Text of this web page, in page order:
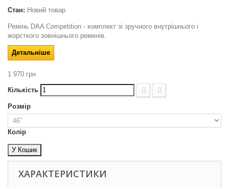
Стан: Новий товар
Ремінь DAA Competition - комплект зі зручного внутрішнього і
жорсткого зовнішнього ременів.
Детальніше
1 970 грн
Кількість
Розмір
Колір
У Кошик
ХАРАКТЕРИСТИКИ